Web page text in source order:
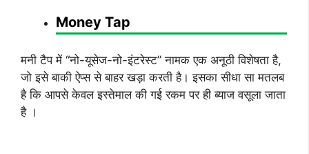
Money Tap
मनी टैप में “नो-यूसेज-नो-इंटरेस्ट” नामक एक अनूठी विशेषता है,
जो इसे बाकी ऐप्स से बाहर खड़ा करती है। इसका सीधा सा मतलब
है कि आपसे केवल इस्तेमाल की गई रकम पर ही ब्याज वसूला जाता
है ।